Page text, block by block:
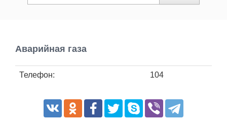
Новости
Объявления
Аварийная газа
Телефон: 104